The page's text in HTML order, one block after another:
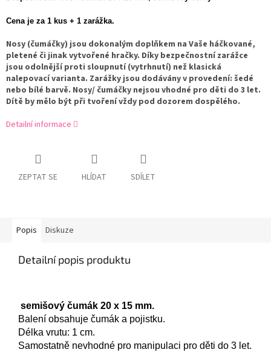
Cena je za 1 kus + 1 zarážka.
Nosy (čumáčky) jsou dokonalým doplňkem na Vaše háčkované,
pletené či jinak vytvořené hračky. Díky bezpečnostní zarážce
jsou odolnější proti sloupnutí (vytrhnutí) než klasická
nalepovací varianta. Zarážky jsou dodávány v provedení: šedé
nebo bílé barvě. Nosy/ čumáčky nejsou vhodné pro děti do 3 let.
Dítě by mělo být při tvoření vždy pod dozorem dospělého.
Detailní informace
ZEPTAT SE HLÍDAT SDÍLET
Popis Diskuze
Detailní popis produktu
semišový čumák 20 x 15 mm.
Balení obsahuje čumák a pojistku.
Délka vrutu: 1 cm.
Samostatně nevhodné pro manipulaci pro děti do 3 let.